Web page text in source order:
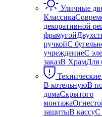
Уличные
Классика
декоративной
фрамугой
ручкойС
учреждениеС
заказВ ХрамДля
В котельнуюВ
домаСкрытого
монтажа
защитыВ кассуС